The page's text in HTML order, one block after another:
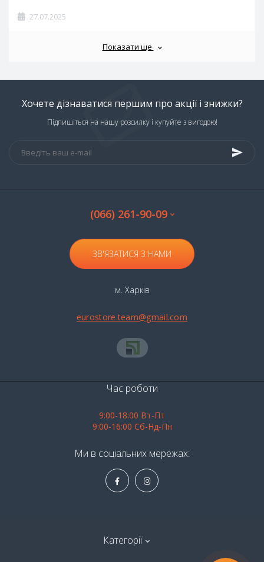
27.07.2025
Показати ще
Хочете дізнаватися першим про акції і знижки?
Підпишіться на нашу розсилку і купуйте з вигодою!
(066) 261-90-09
ЗВ'ЯЗАТИСЯ З НАМИ
м. Харків
eurostore.team@gmail.com
Категорії
Час роботи
9:00-18:00 Вт-Пт
9:00-16:00 Сб-Нд-Пн
Ми в соціальних мережах: